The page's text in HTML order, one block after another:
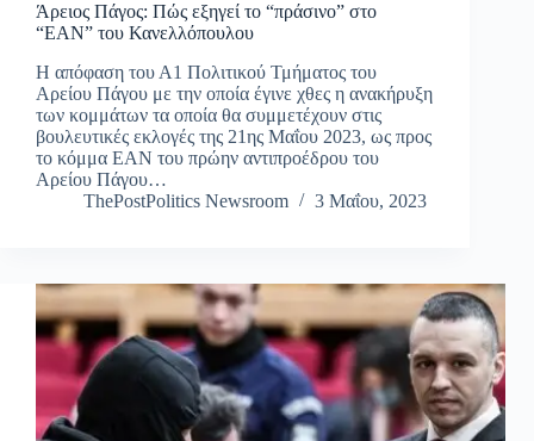
Άρειος Πάγος: Πώς εξηγεί το “πράσινο” στο
“ΕΑΝ” του Κανελλόπουλου
Η απόφαση του Α1 Πολιτικού Τμήματος του
Αρείου Πάγου με την οποία έγινε χθες η ανακήρυξη
των κομμάτων τα οποία θα συμμετέχουν στις
βουλευτικές εκλογές της 21ης Μαΐου 2023, ως προς
το κόμμα ΕΑΝ του πρώην αντιπροέδρου του
Αρείου Πάγου…
ThePostPolitics Newsroom
3 Μαΐου, 2023